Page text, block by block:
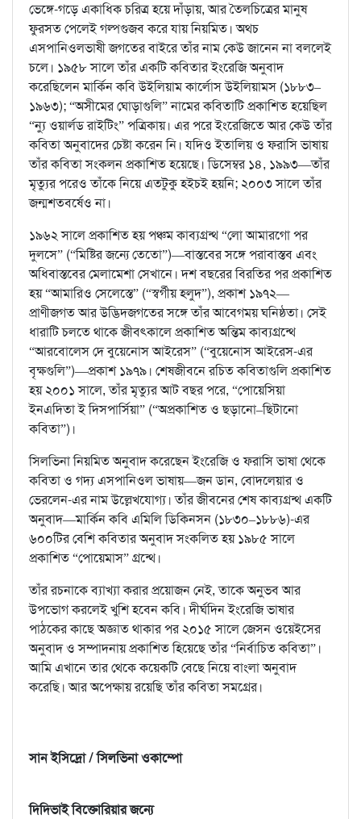
ভেঙ্গে-গড়ে একাধিক চরিত্র হয়ে দাঁড়ায়, আর তৈলচিত্রের মানুষ
ফুরসত পেলেই গল্পগুজব করে যায় নিয়মিত। অথচ
এসপানিওলভাষী জগতের বাইরে তাঁর নাম কেউ জানেন না বললেই
চলে। ১৯৫৮ সালে তাঁর একটি কবিতার ইংরেজি অনুবাদ
করেছিলেন মার্কিন কবি উইলিয়াম কার্লোস উইলিয়ামস (১৮৮৩–
১৯৬৩); “অসীমের ঘোড়াগুলি” নামের কবিতাটি প্রকাশিত হয়েছিল
“ন্যু ওয়ার্লড রাইটিং” পত্রিকায়। এর পরে ইংরেজিতে আর কেউ তাঁর
কবিতা অনুবাদের চেষ্টা করেন নি। যদিও ইতালিয় ও ফরাসি ভাষায়
তাঁর কবিতা সংকলন প্রকাশিত হয়েছে। ডিসেম্বর ১৪, ১৯৯৩—তাঁর
মৃত্যুর পরেও তাঁকে নিয়ে এতটুকু হইচই হয়নি; ২০০৩ সালে তাঁর
জন্মশতবর্ষেও না।
১৯৬২ সালে প্রকাশিত হয় পঞ্চম কাব্যগ্রন্থ “লো আমারগো পর
দুলসে” (“মিষ্টির জন্যে তেতো”)—বাস্তবের সঙ্গে পরাবাস্তব এবং
অধিবাস্তবের মেলামেশা সেখানে। দশ বছরের বিরতির পর প্রকাশিত
হয় “আমারিও সেলেস্তে” (“স্বর্গীয় হলুদ”), প্রকাশ ১৯৭২—
প্রাণীজগত আর উদ্ভিদজগতের সঙ্গে তাঁর আবেগময় ঘনিষ্ঠতা। সেই
ধারাটি চলতে থাকে জীবৎকালে প্রকাশিত অন্তিম কাব্যগ্রন্থে
“আরবোলেস দে বুয়েনোস আইরেস” (“বুয়েনোস আইরেস-এর
বৃক্ষগুলি”)—প্রকাশ ১৯৭৯। শেষজীবনে রচিত কবিতাগুলি প্রকাশিত
হয় ২০০১ সালে, তাঁর মৃত্যুর আট বছর পরে, “পোয়েসিয়া
ইনএদিতা ই দিসপার্সিয়া” (“অপ্রকাশিত ও ছড়ানো–ছিটানো
কবিতা”)।
সিলভিনা নিয়মিত অনুবাদ করেছেন ইংরেজি ও ফরাসি ভাষা থেকে
কবিতা ও গদ্য এসপানিওল ভাষায়—জন ডান, বোদলেয়ার ও
ভেরলেন-এর নাম উল্লেখযোগ্য। তাঁর জীবনের শেষ কাব্যগ্রন্থ একটি
অনুবাদ—মার্কিন কবি এমিলি ডিকিনসন (১৮৩০–১৮৮৬)-এর
৬০০টির বেশি কবিতার অনুবাদ সংকলিত হয় ১৯৮৫ সালে
প্রকাশিত “পোয়েমাস” গ্রন্থে।
তাঁর রচনাকেব্যাখ্যা করার প্রয়োজন নেই, তাকে অনুভব আর
উপভোগ করলেই খুশি হবেন কবি। দীর্ঘদিন ইংরেজি ভাষার
পাঠকের কাছে অজ্ঞাত থাকার পর ২০১৫ সালে জেসন ওয়েইসের
অনুবাদ ও সম্পাদনায় প্রকাশিত হিয়েছে তাঁর “নির্বাচিত কবিতা”।
আমি এখানে তার থেকে কয়েকটি বেছে নিয়ে বাংলা অনুবাদ
করেছি। আর অপেক্ষায় রয়েছি তাঁর কবিতা সমগ্রের।
সান ইসিদ্রো / সিলভিনা ওকাম্পো
দিদিভাই বিক্তোরিয়ার জন্যে